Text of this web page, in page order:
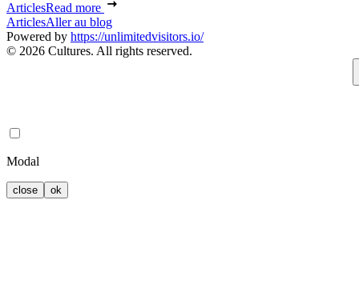
ArticlesRead more
ArticlesAller au blog
Powered by https://unlimitedvisitors.io/
© 2026 Cultures. All rights reserved.
Modal
close ok